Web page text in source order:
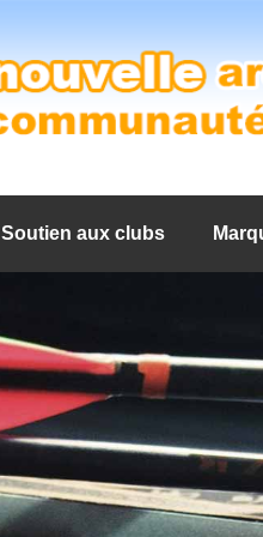
Soutien aux clubs